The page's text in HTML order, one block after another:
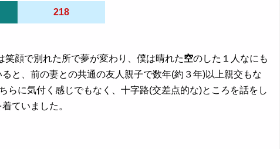
218
顔で別れた所で夢が変わり、僕は晴れた空のした１人なにも
と、前の妻との共通の友人親子で数年(約３年)以上親交もな
らに気付く感じでもなく、十字路(交差点的な)ところを話をし
ていました。